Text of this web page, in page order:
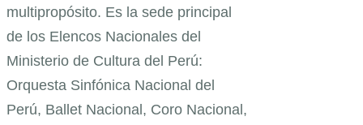
multipropósito. Es la sede principal
de los Elencos Nacionales del
Ministerio de Cultura del Perú:
Orquesta Sinfónica Nacional del
Perú, Ballet Nacional, Coro Nacional,